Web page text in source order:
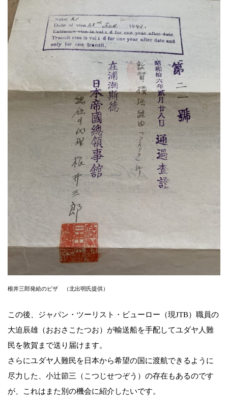
根井三郎発給のビザ （北出明氏提供）
この後、ジャパン・ツーリスト・ビューロー（現JTB）職員の
大迫辰雄（おおさこたつお）が輸送船を手配してユダヤ人難
民を敦賀まで送り届けます。
さらにユダヤ人難民を日本から希望の国に渡航できるように
尽力した、小辻節三（こつじせつぞう）の存在もあるのです
が、これはまた別の機会に紹介したいです。